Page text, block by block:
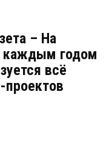
– На
годом
всё